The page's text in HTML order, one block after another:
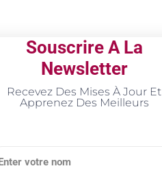
Souscrire A La
Newsletter
Recevez Des Mises À Jour Et
Apprenez Des Meilleurs